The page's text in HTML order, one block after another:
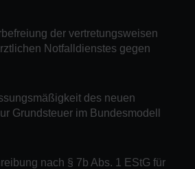
der vertretungsweisen
Notfalldienstes gegen
des neuen
Grundsteuer im Bundesmodell
nach § 7b Abs. 1 EStG für